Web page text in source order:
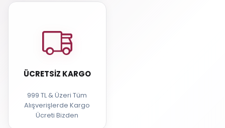
ÜCRETSIZ KARGO
999 TL & Üzeri Tüm
Alışverişlerde Kargo
Ücreti Bizden